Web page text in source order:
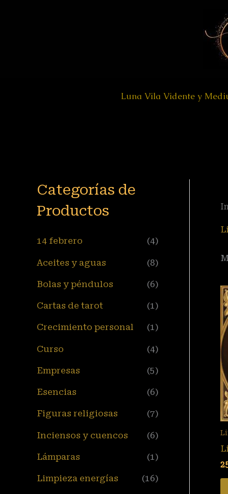
Luna Vila Vidente y
Categorías de
Productos
14 febrero (4)
Aceites y aguas (8)
Bolas y péndulos (6)
Cartas de tarot (1)
Crecimiento personal (1)
Curso (4)
Empresas (5)
Esencias (6)
Figuras religiosas (7)
Inciensos y cuencos (6)
Lámparas (1)
Limpieza energías (16)